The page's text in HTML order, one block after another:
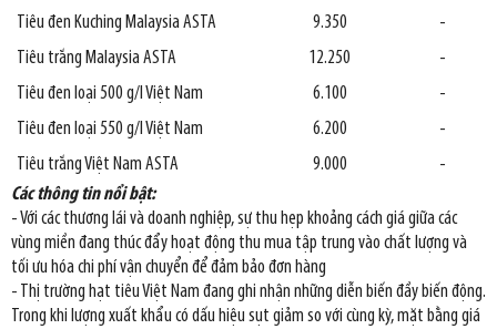
Tiêu đen Kuching Malaysia ASTA
9.350
-
Tiêu trắng Malaysia ASTA
12.250
-
Tiêu đen loại 500 g/l Việt Nam
6.100
-
Tiêu đen loại 550 g/l Việt Nam
6.200
-
Tiêu trắng Việt Nam ASTA
9.000
-
Các thông tin nổi bật:
- Với các thương lái và doanh nghiệp, sự thu hẹp khoảng cách giá giữa các
vùng miền đang thúc đẩy hoạt động thu mua tập trung vào chất lượng và
tối ưu hóa chi phí vận chuyển để đảm bảo đơn hàng
- Thị trường hạt tiêu Việt Nam đang ghi nhận những diễn biến đầy biến động.
Trong khi lượng xuất khẩu có dấu hiệu sụt giảm so với cùng kỳ, mặt bằng giá